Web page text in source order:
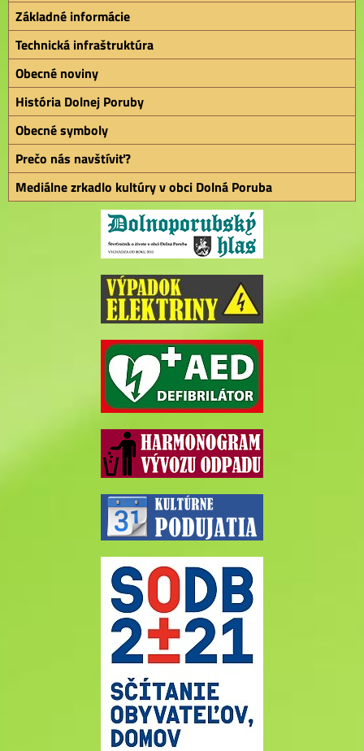
Základné informácie
Technická infraštruktúra
Obecné noviny
História Dolnej Poruby
Obecné symboly
Prečo nás navštíviť?
Mediálne zrkadlo kultúry v obci Dolná Poruba